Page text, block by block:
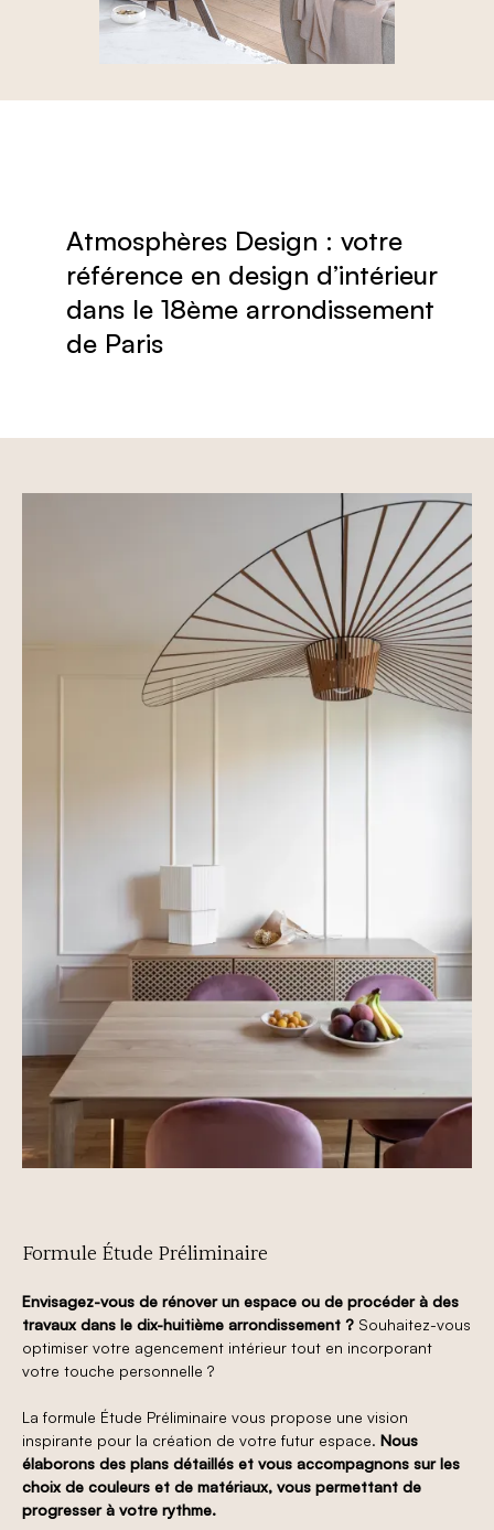
Atmosphères Design : votre
référence en design d’intérieur
dans le 18ème arrondissement
de Paris
Formule Étude Préliminaire
Envisagez-vous de rénover un espace ou de procéder à des
travaux dans le dix-huitième arrondissement ? Souhaitez-vous
optimiser votre agencement intérieur tout en incorporant
votre touche personnelle ?
La formule Étude Préliminaire vous propose une vision
inspirante pour la création de votre futur espace. Nous
élaborons des plans détaillés et vous accompagnons sur les
choix de couleurs et de matériaux, vous permettant de
progresser à votre rythme.